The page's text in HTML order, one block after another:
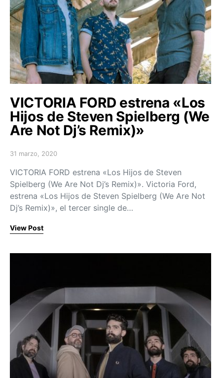
VICTORIA FORD estrena «Los
Hijos de Steven Spielberg (We
Are Not Dj’s Remix)»
Posted on
31 marzo, 2020
VICTORIA FORD estrena «Los Hijos de Steven
Spielberg (We Are Not Dj’s Remix)». Victoria Ford,
estrena «Los Hijos de Steven Spielberg (We Are Not
Dj’s Remix)», el tercer single de…
View Post